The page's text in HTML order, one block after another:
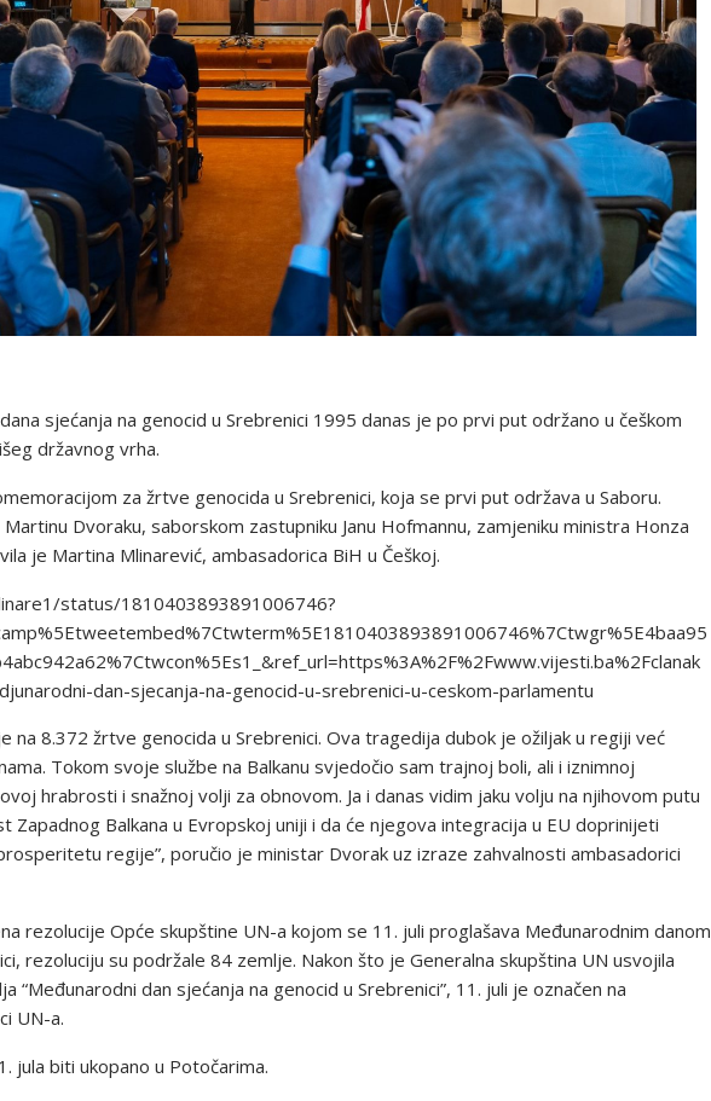
sjećanja na genocid u Srebrenici 1995 danas je po prvi put održano u češkom
državnog vrha.
za žrtve genocida u Srebrenici, koja se prvi put održava u Saboru.
Dvoraku, saborskom zastupniku Janu Hofmannu, zamjeniku ministra Honza
je Martina Mlinarević, ambasadorica BiH u Češkoj.
status/1810403893891006746?
dan-sjecanja-na-genocid-u-srebrenici-u-ceskom-parlamentu
na 8.372 žrtve genocida u Srebrenici. Ova tragedija dubok je ožiljak u regiji već
Tokom svoje službe na Balkanu svjedočio sam trajnoj boli, ali i iznimnoj
hrabrosti i snažnoj volji za obnovom. Ja i danas vidim jaku volju na njihovom putu
Zapadnog Balkana u Evropskoj uniji i da će njegova integracija u EU doprinijeti
regije”, poručio je ministar Dvorak uz izraze zahvalnosti ambasadorici
rezolucije Opće skupštine UN-a kojom se 11. juli proglašava Međunarodnim danom
rezoluciju su podržale 84 zemlje. Nakon što je Generalna skupština UN usvojila
“Međunarodni dan sjećanja na genocid u Srebrenici”, 11. juli je označen na
UN-a.
jula biti ukopano u Potočarima.